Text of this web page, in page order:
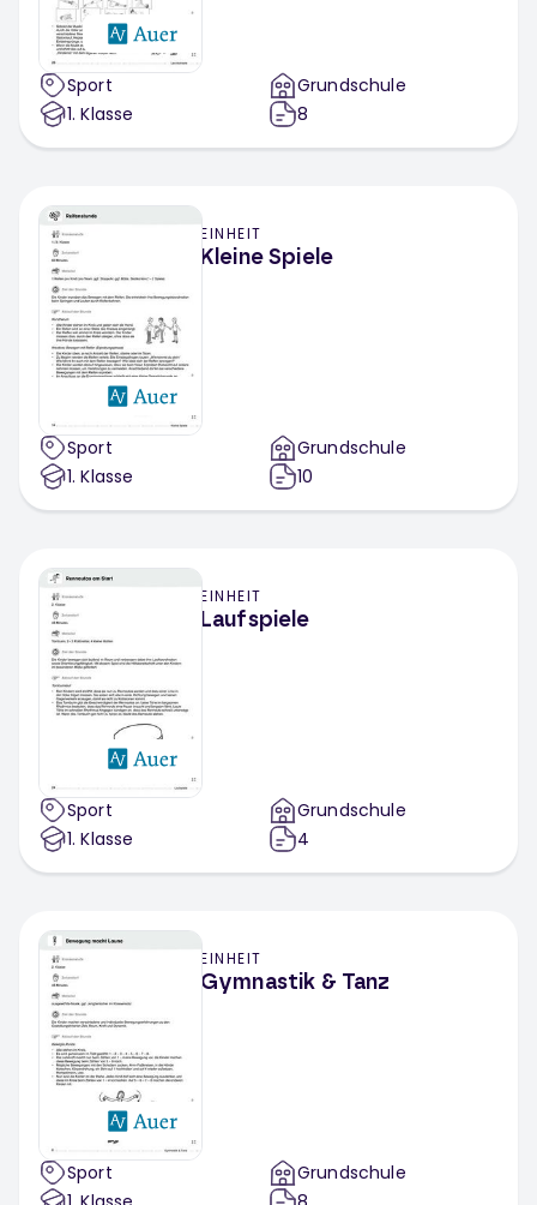
Sport
1. Klasse
Grundschule
8
EINHEIT
Kleine Spiele
Sport
1. Klasse
Grundschule
10
EINHEIT
Laufspiele
Sport
1. Klasse
Grundschule
4
EINHEIT
Gymnastik & Tanz
Sport
Grundschule